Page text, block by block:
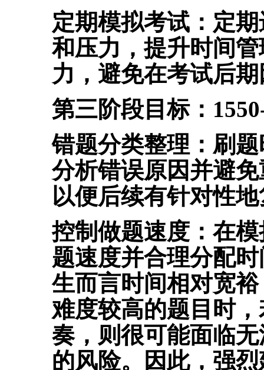
定期模拟考试： 定
和压力，提升时间
力，避免在考试后
第三阶段目标：
错题分类整理：刷
分析错误原因并避
以便后续有针对性
控制做题速度：在
题速度并合理分配时
生而言时间相对宽
难度较高的题目时
奏，则很可能面临
的风险。因此，强